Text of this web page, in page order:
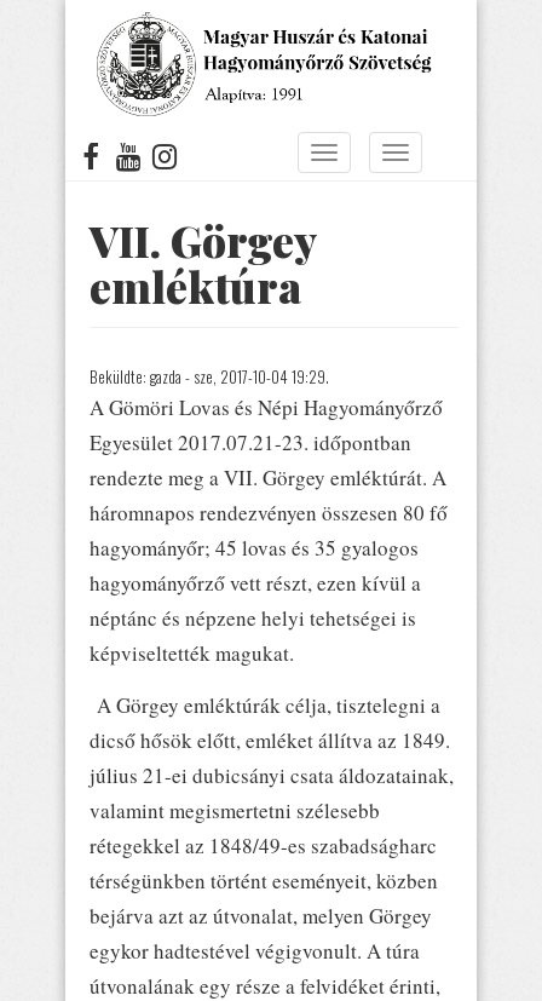
Navigáció
Navigáció
VII. Görgey
emléktúra
Beküldte: gazda - sze, 2017-10-04 19:29.
A Gömöri Lovas és Népi Hagyományőrző
Egyesület 2017.07.21-23. időpontban
rendezte meg a VII. Görgey emléktúrát. A
háromnapos rendezvényen összesen 80 fő
hagyományőr; 45 lovas és 35 gyalogos
hagyományőrző vett részt, ezen kívül a
néptánc és népzene helyi tehetségei is
képviseltették magukat.
A Görgey emléktúrák célja, tisztelegni a
dicső hősök előtt, emléket állítva az 1849.
július 21-ei dubicsányi csata áldozatainak,
valamint megismertetni szélesebb
rétegekkel az 1848/49-es szabadságharc
térségünkben történt eseményeit, közben
bejárva azt az útvonalat, melyen Görgey
egykor hadtestével végigvonult. A túra
útvonalának egy része a felvidéket érinti,